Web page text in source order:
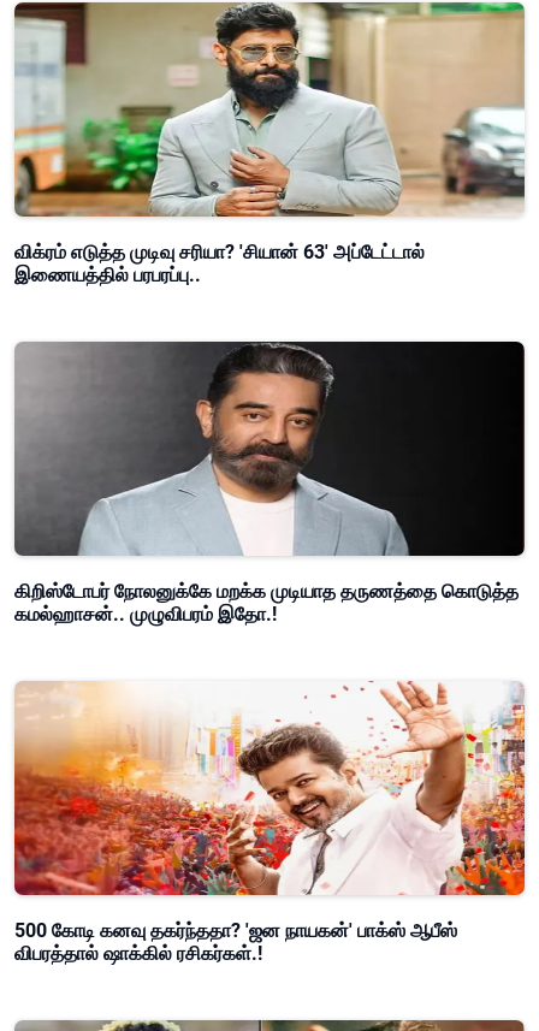
விக்ரம் எடுத்த முடிவு சரியா? 'சியான் 63' அப்டேட்டால்
இணையத்தில் பரபரப்பு..
கிறிஸ்டோபர் நோலனுக்கே மறக்க முடியாத தருணத்தை கொடுத்த
கமல்ஹாசன்.. முழுவிபரம் இதோ.!
500 கோடி கனவு தகர்ந்ததா? 'ஜன நாயகன்' பாக்ஸ் ஆபீஸ்
விபரத்தால் ஷாக்கில் ரசிகர்கள்.!